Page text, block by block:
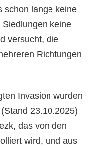
schon lange keine
keine
versucht, die
Richtungen
Invasion wurden
23.10.2025)
das von den
wird, und aus